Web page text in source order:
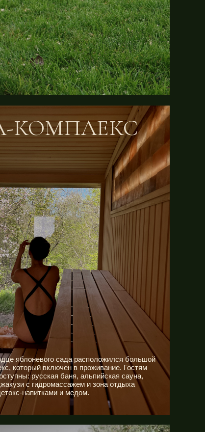
КОМПЛЕКС
яблоневого сада расположился большой
который включен в проживание. Гостям
русская баня, альпийская сауна,
с гидромассажем и зона отдыха
напитками и медом.